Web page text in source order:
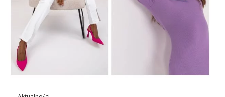
Podrobnosti Making The Perfect
Outfit – Světle modré šaty
nadměrné velikosti s 3/4 rukávy
Šaty ve velikosti jedné velikosti dokonale zapadají do různých
siluet. Jeho rozměry jsou šířka podpaží – 58 cm, délka rukávu –
42 cm, celková délka – 88 cm. Model s výškou 172 cm, poprsí